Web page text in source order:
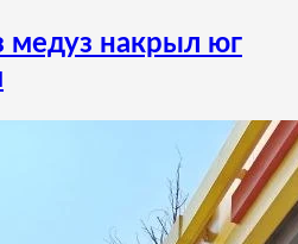
медуз накрыл юг